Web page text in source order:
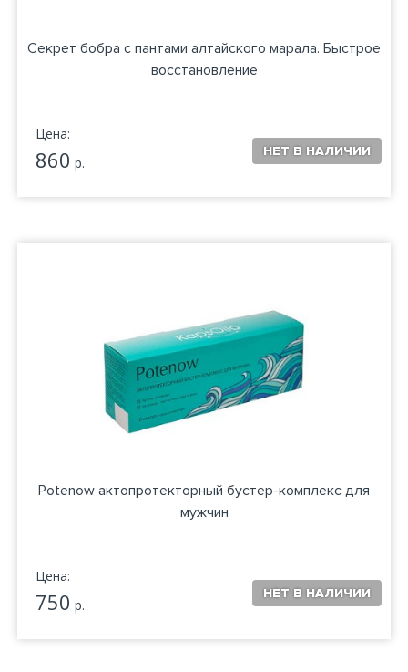
Секрет бобра с пантами алтайского марала. Быстрое
восстановление
Цена:
860 р.
Potenow актопротекторный бустер-комплекс для
мужчин
Цена:
750 р.